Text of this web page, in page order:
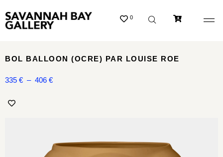
0
BOL BALLOON (OCRE) PAR LOUISE ROE
335 € – 406 €